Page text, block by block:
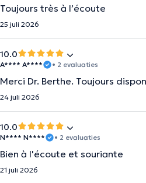
Toujours très à l’écoute
25 juli 2026
10.0
A**** A**** • 2 evaluaties
Merci Dr. Berthe. Toujours
24 juli 2026
10.0
N**** N**** • 2 evaluaties
Bien à l'écoute et souriante
21 juli 2026